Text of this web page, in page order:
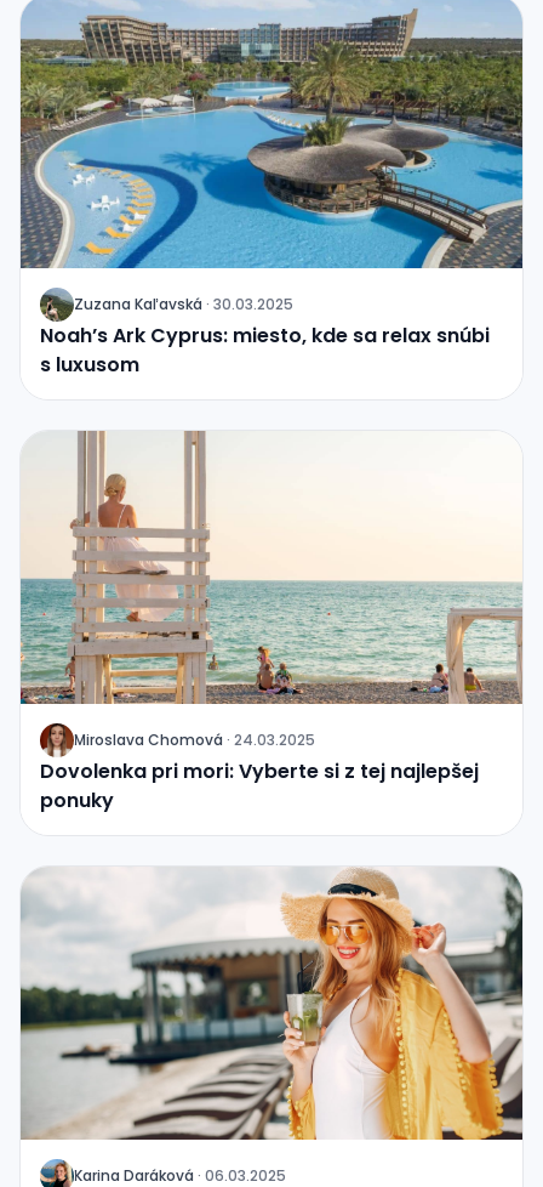
J Zuzana Kaľavská · 30.03.2025
Noah’s Ark Cyprus: miesto, kde sa relax snúbi
s luxusom
J Miroslava Chomová · 24.03.2025
Dovolenka pri mori: Vyberte si z tej najlepšej
ponuky
J Karina Daráková · 06.03.2025